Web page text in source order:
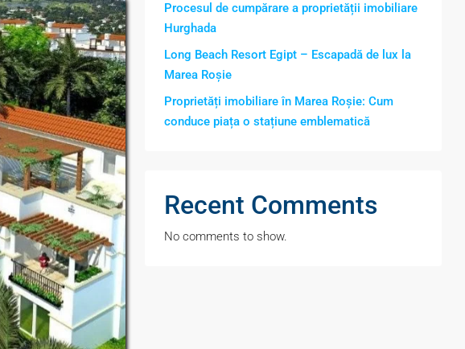
Procesul de cumpărare a proprietății imobiliare
Hurghada
Long Beach Resort Egipt – Escapadă de lux la
Marea Roșie
Proprietăți imobiliare în Marea Roșie: Cum
conduce piața o stațiune emblematică
Recent Comments
No comments to show.